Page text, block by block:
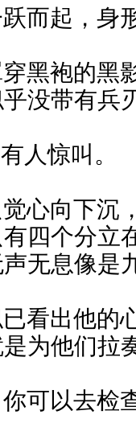
而起，身
黑袍的黑
没带有兵
惊叫。
心向下沉
四个分立
无息像是
看出他的
为他们拉
可以去检